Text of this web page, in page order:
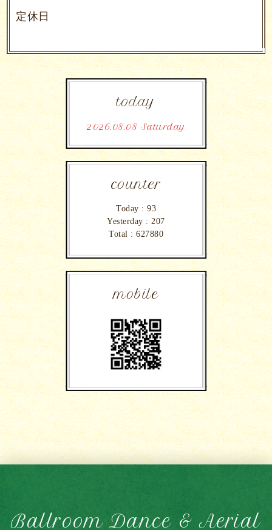
定休日
today
2026.08.08 Saturday
counter
Today : 93
Yesterday :207
Total : 627880
mobile
Ballroom Dance & Aerial